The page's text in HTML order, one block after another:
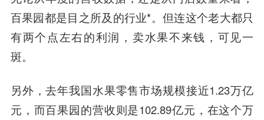
百果园都是目之所及的行业*。但连这个老大都只
有两个点左右的利润，卖水果不来钱，可见一
斑。
另外，去年我国水果零售市场规模接近1.23万亿
元，而百果园的营收则是102.89亿元，在这个万